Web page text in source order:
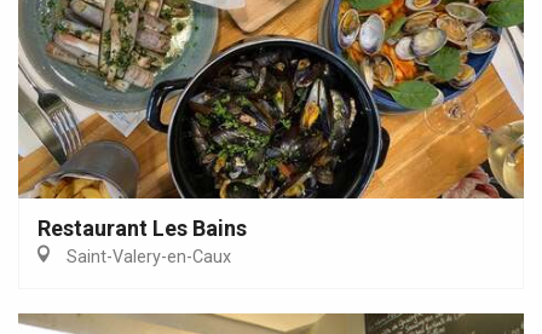
Restaurant Les Bains
Saint-Valery-en-Caux